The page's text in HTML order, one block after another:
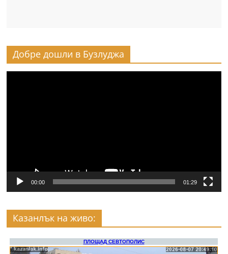
Добре дошли в Бузлуджа
00:00 01:29
Казанлък на живо: